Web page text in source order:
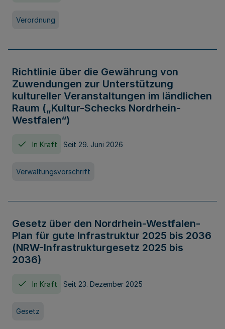
Verordnung
Richtlinie über die Gewährung von
Zuwendungen zur Unterstützung
kultureller Veranstaltungen im ländlichen
Raum („Kultur-Schecks Nordrhein-
Westfalen“)
In Kraft Seit 29. Juni 2026
Verwaltungsvorschrift
Gesetz über den Nordrhein-Westfalen-
Plan für gute Infrastruktur 2025 bis 2036
(NRW-Infrastrukturgesetz 2025 bis
2036)
In Kraft Seit 23. Dezember 2025
Gesetz